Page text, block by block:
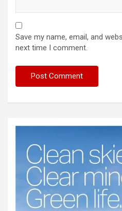
Save my name, email, and
next time I comment.